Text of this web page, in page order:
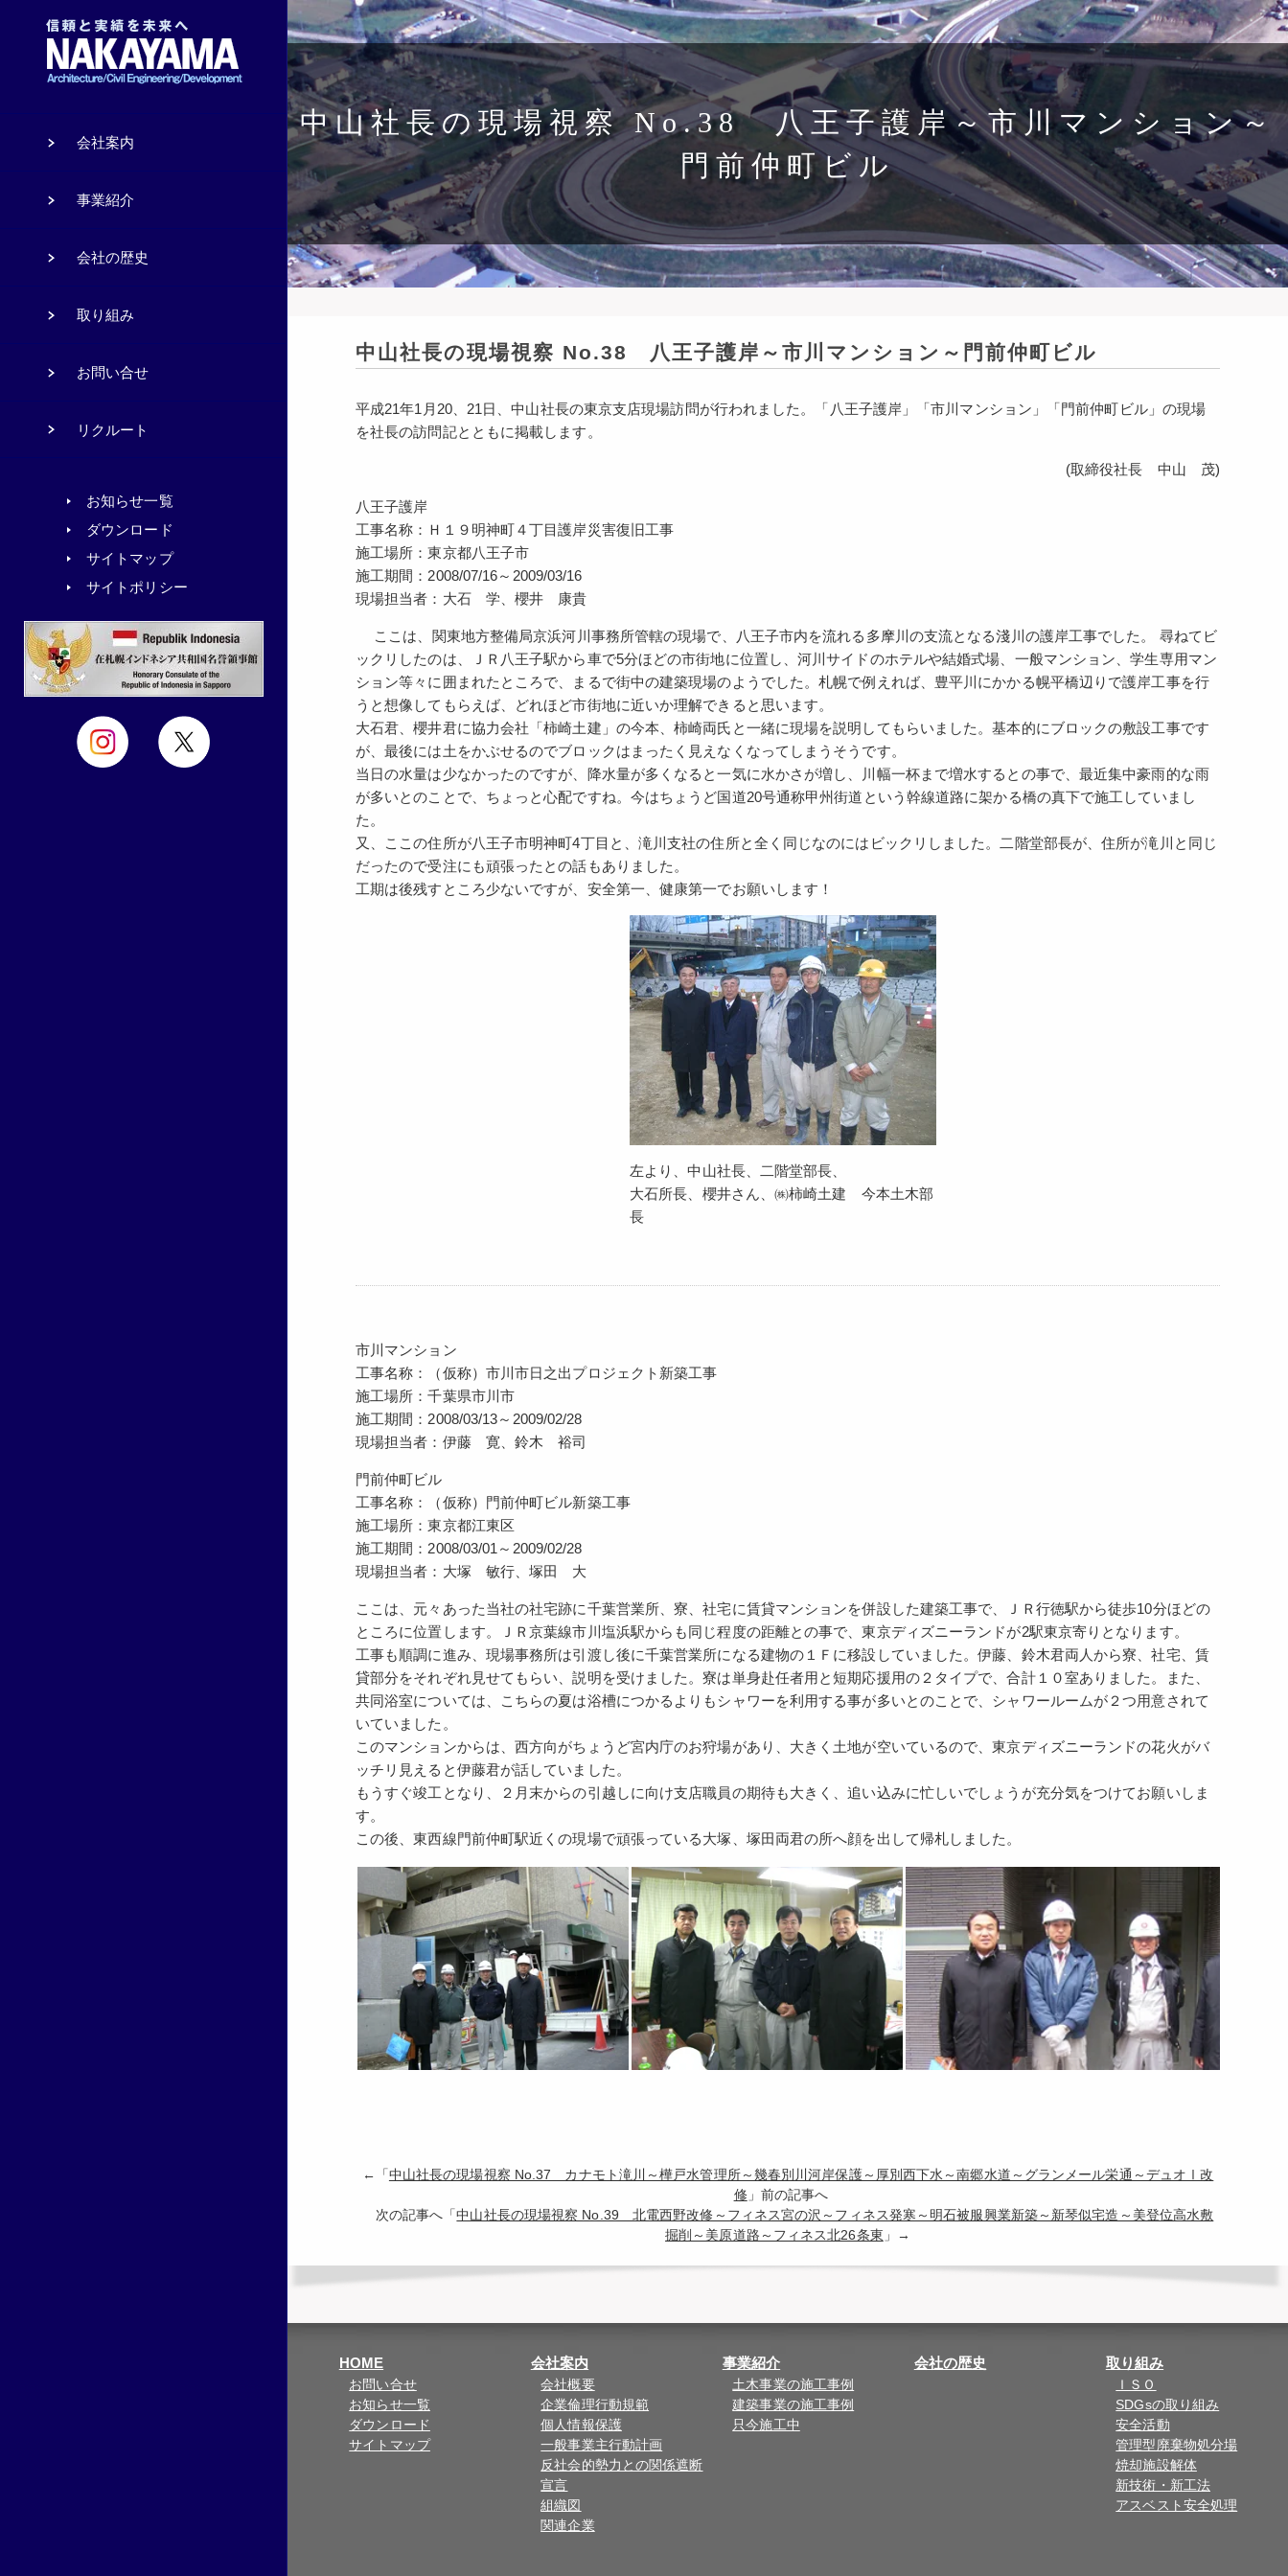
中山社長の現場視察 No.38 八王子護岸～市川マンション～
門前仲町ビル
中山社長の現場視察 No.38 八王子護岸～市川マンション～門前仲町ビル
平成21年1月20、21日、中山社長の東京支店現場訪問が行われました。「八王子護岸」「市川マンション」「門前仲町ビル」の現場
を社長の訪問記とともに掲載します。
(取締役社長 中山 茂)
八王子護岸
工事名称：Ｈ１９明神町４丁目護岸災害復旧工事
施工場所：東京都八王子市
施工期間：2008/07/16～2009/03/16
現場担当者：大石 学、櫻井 康貴
ここは、関東地方整備局京浜河川事務所管轄の現場で、八王子市内を流れる多摩川の支流となる淺川の護岸工事でした。 尋ねてビ
ックリしたのは、ＪＲ八王子駅から車で5分ほどの市街地に位置し、河川サイドのホテルや結婚式場、一般マンション、学生専用マン
ション等々に囲まれたところで、まるで街中の建築現場のようでした。札幌で例えれば、豊平川にかかる幌平橋辺りで護岸工事を行
うと想像してもらえば、どれほど市街地に近いか理解できると思います。
大石君、櫻井君に協力会社「柿崎土建」の今本、柿崎両氏と一緒に現場を説明してもらいました。基本的にブロックの敷設工事です
が、最後には土をかぶせるのでブロックはまったく見えなくなってしまうそうです。
当日の水量は少なかったのですが、降水量が多くなると一気に水かさが増し、川幅一杯まで増水するとの事で、最近集中豪雨的な雨
が多いとのことで、ちょっと心配ですね。今はちょうど国道20号通称甲州街道という幹線道路に架かる橋の真下で施工していまし
た。
又、ここの住所が八王子市明神町4丁目と、滝川支社の住所と全く同じなのにはビックリしました。二階堂部長が、住所が滝川と同じ
だったので受注にも頑張ったとの話もありました。
工期は後残すところ少ないですが、安全第一、健康第一でお願いします！
左より、中山社長、二階堂部長、
大石所長、櫻井さん、㈱柿崎土建 今本土木部
長
市川マンション
工事名称：（仮称）市川市日之出プロジェクト新築工事
施工場所：千葉県市川市
施工期間：2008/03/13～2009/02/28
現場担当者：伊藤 寛、鈴木 裕司
門前仲町ビル
工事名称：（仮称）門前仲町ビル新築工事
施工場所：東京都江東区
施工期間：2008/03/01～2009/02/28
現場担当者：大塚 敏行、塚田 大
ここは、元々あった当社の社宅跡に千葉営業所、寮、社宅に賃貸マンションを併設した建築工事で、ＪＲ行徳駅から徒歩10分ほどの
ところに位置します。ＪＲ京葉線市川塩浜駅からも同じ程度の距離との事で、東京ディズニーランドが2駅東京寄りとなります。
工事も順調に進み、現場事務所は引渡し後に千葉営業所になる建物の１Ｆに移設していました。伊藤、鈴木君両人から寮、社宅、賃
貸部分をそれぞれ見せてもらい、説明を受けました。寮は単身赴任者用と短期応援用の２タイプで、合計１０室ありました。また、
共同浴室については、こちらの夏は浴槽につかるよりもシャワーを利用する事が多いとのことで、シャワールームが２つ用意されて
いていました。
このマンションからは、西方向がちょうど宮内庁のお狩場があり、大きく土地が空いているので、東京ディズニーランドの花火がバ
ッチリ見えると伊藤君が話していました。
もうすぐ竣工となり、２月末からの引越しに向け支店職員の期待も大きく、追い込みに忙しいでしょうが充分気をつけてお願いしま
す。
この後、東西線門前仲町駅近くの現場で頑張っている大塚、塚田両君の所へ顔を出して帰札しました。
←「 中山社長の現場視察 No.37 カナモト滝川～樺戸水管理所～幾春別川河岸保護～厚別西下水～南郷水道～グランメール栄通～デュオⅠ改
修」前の記事へ
次の記事へ「中山社長の現場視察 No.39 北電西野改修～フィネス宮の沢～フィネス発寒～明石被服興業新築～新琴似宅造～美登位高水敷
掘削～美原道路～フィネス北26条東 」→
HOME
お問い合せ
お知らせ一覧
ダウンロード
サイトマップ
会社案内
会社概要
企業倫理行動規範
個人情報保護
一般事業主行動計画
反社会的勢力との関係遮断
宣言
組織図
関連企業
事業紹介
土木事業の施工事例
建築事業の施工事例
只今施工中
会社の歴史 取り組み
ＩＳＯ
SDGsの取り組み
安全活動
管理型廃棄物処分場
焼却施設解体
新技術・新工法
アスベスト安全処理
会社案内
事業紹介
会社の歴史
取り組み
お問い合せ
リクルート
お知らせ一覧
ダウンロード
サイトマップ
サイトポリシー